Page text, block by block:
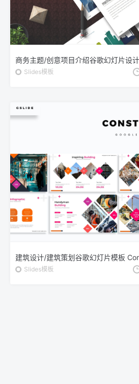
Slides模板
Slides模板